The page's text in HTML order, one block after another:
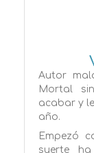
Autor
Mortal
acabar y
año.
Empezó
suerte